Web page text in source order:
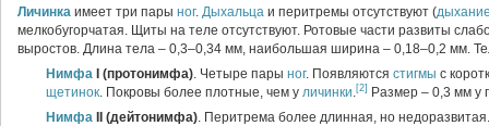
Личинка имеет три пары ног. Дыхальца и перитремы отсутствуют (
мелкобугорчатая. Щиты на теле отсутствуют. Ротовые части развиты
выростов. Длина тела – 0,3–0,34 мм, наибольшая ширина – 0,18–0,2 мм.
Нимфа
I (протонимфа). Четыре пары ног. Появляются стигмы с
щетинок. Покровы более плотные, чем у личинки.[2]
Размер – 0,3 мм у
Нимфа
II (дейтонимфа). Перитрема более длинная, но